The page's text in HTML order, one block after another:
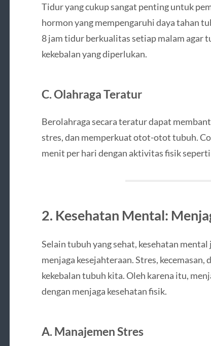
Tidur yang cukup sangat penting untuk
hormon yang mempengaruhi daya tahan
8 jam tidur berkualitas setiap malam agar
kekebalan yang diperlukan.
C. Olahraga Teratur
Berolahraga secara teratur dapat
stres, dan memperkuat otot-otot tubuh.
menit per hari dengan aktivitas fisik
2. Kesehatan Mental:
Selain tubuh yang sehat, kesehatan
menjaga kesejahteraan. Stres,
kekebalan tubuh kita. Oleh karena itu,
dengan menjaga kesehatan fisik.
A. Manajemen Stres